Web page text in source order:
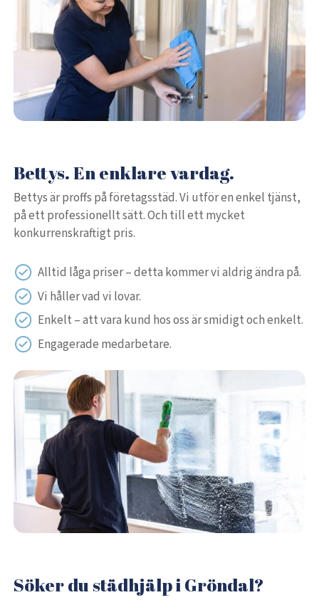
Bettys. En enklare vardag.
Bettys är proffs på företagsstäd. Vi utför en enkel tjänst,
på ett professionellt sätt. Och till ett mycket
konkurrenskraftigt pris.
Alltid låga priser – detta kommer vi aldrig ändra på.
Vi håller vad vi lovar.
Enkelt – att vara kund hos oss är smidigt och enkelt.
Engagerade medarbetare.
Söker du städhjälp i Gröndal?